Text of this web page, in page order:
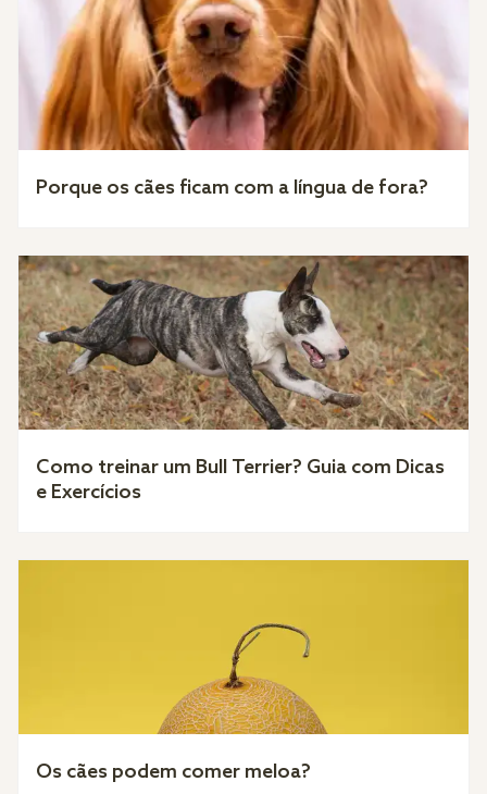
Porque os cães ficam com a língua de fora?
Como treinar um Bull Terrier? Guia com Dicas
e Exercícios
Os cães podem comer meloa?